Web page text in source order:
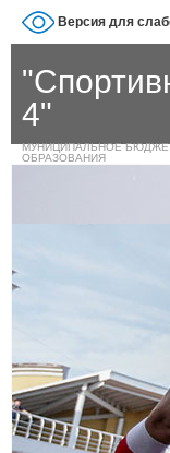
Версия для
4"
МУНИЦИПАЛЬНОЕ
ОБРАЗОВАНИЯ